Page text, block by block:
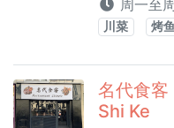
周一至
川菜 烤鱼
名代食
Shi Ke